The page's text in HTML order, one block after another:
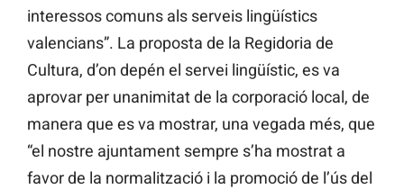
interessos comuns als serveis lingüístics
valencians”. La proposta de la Regidoria de
Cultura, d’on depén el servei lingüístic, es va
aprovar per unanimitat de la corporació local, de
manera que es va mostrar, una vegada més, que
“el nostre ajuntament sempre s’ha mostrat a
favor de la normalització i la promoció de l’ús del